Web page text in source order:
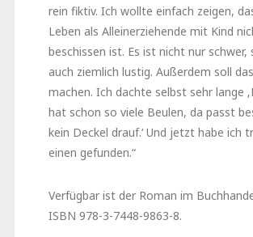
rein fiktiv. Ich wollte einfach zeigen,
Leben als Alleinerziehende mit Kind
beschissen ist. Es ist nicht nur schwer,
auch ziemlich lustig. Außerdem soll
machen. Ich dachte selbst sehr lange
hat schon so viele Beulen, da passt
kein Deckel drauf.‘ Und jetzt habe ich
einen gefunden.“
Verfügbar ist der Roman im
ISBN 978-3-7448-9863-8.